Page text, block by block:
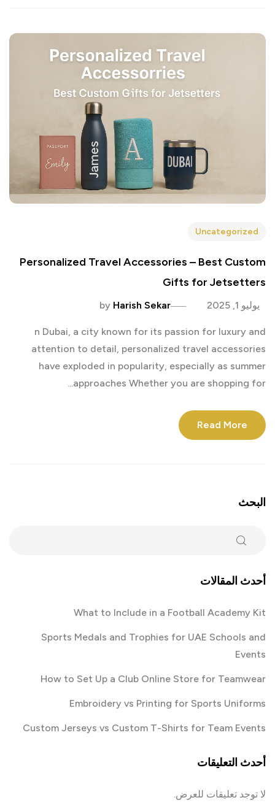
Uncategorized
Personalized Travel Accessories – Best Custom
Gifts for Jetsetters
يوليو 1, 2025 by Harish Sekar
n Dubai, a city known for its passion for luxury and
attention to detail, personalized travel accessories
have exploded in popularity, especially as summer
approaches Whether you are shopping for...
Read More
البحث
أحدث المقالات
What to Include in a Football Academy Kit
Sports Medals and Trophies for UAE Schools and
Events
How to Set Up a Club Online Store for Teamwear
Embroidery vs Printing for Sports Uniforms
Custom Jerseys vs Custom T-Shirts for Team Events
أحدث التعليقات
لا توجد تعليقات للعرض.